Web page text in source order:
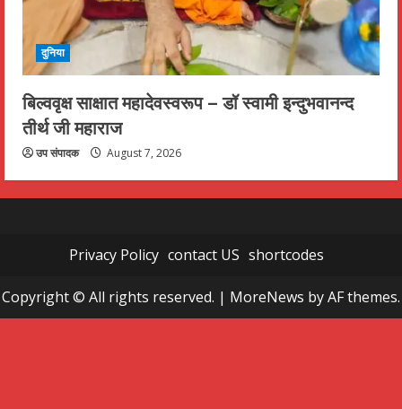
दुनिया
बिल्ववृक्ष साक्षात महादेवस्वरूप – डॉ स्वामी इन्दुभवानन्द
तीर्थ जी महाराज
उप संपादक August 7, 2026
Privacy Policy contact US shortcodes
Copyright © All rights reserved. | MoreNews by AF themes.